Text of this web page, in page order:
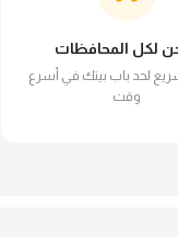
لكل المحافظات
لحد باب بيتك في أسرع
وقت